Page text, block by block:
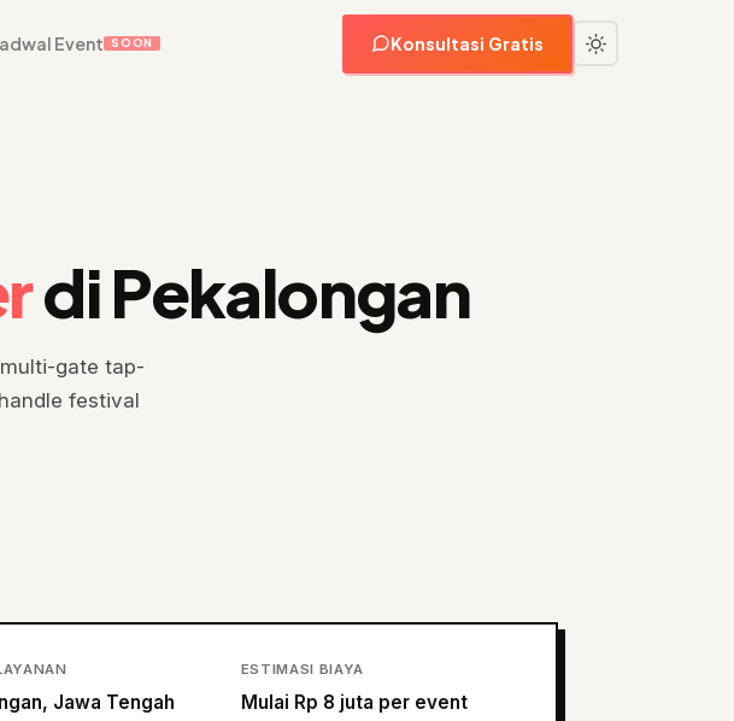
Event SOON Konsultasi Gratis
di Pekalongan
gate tap-
festival
Jawa Tengah
ESTIMASI BIAYA
Mulai Rp 8 juta per event